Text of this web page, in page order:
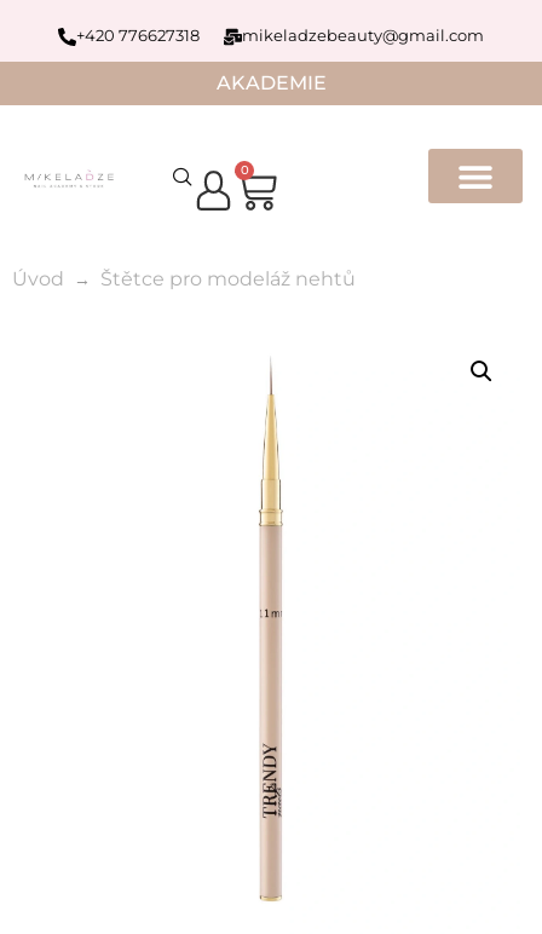
+420 776627318 mikeladzebeauty@gmail.com
AKADEMIE
0
Úvod Štětce pro modeláž nehtů